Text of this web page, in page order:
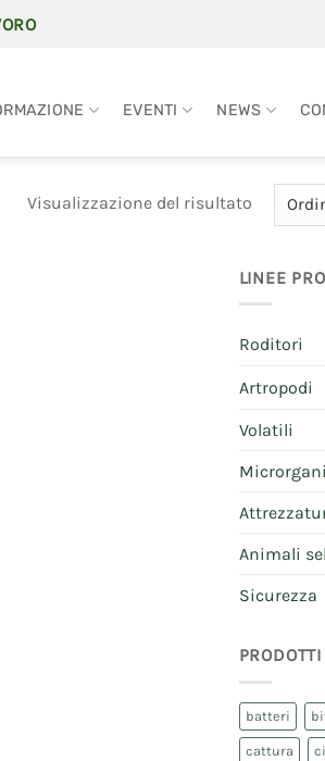
EVENTI NEWS
Visualizzazione del risultato
LINEE
Roditori
Artropodi
Volatili
Animali
Sicurezza
batteri
cattura